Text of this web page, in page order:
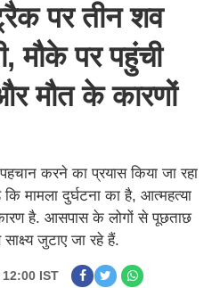
पर तीन शव
मौके पर पहुंची
मौत के कारणों
करने का प्रयास किया जा रहा
मामला दुर्घटना का है, आत्महत्या
है. आसपास के लोगों से पूछताछ
जुटाए जा रहे हैं.
IST